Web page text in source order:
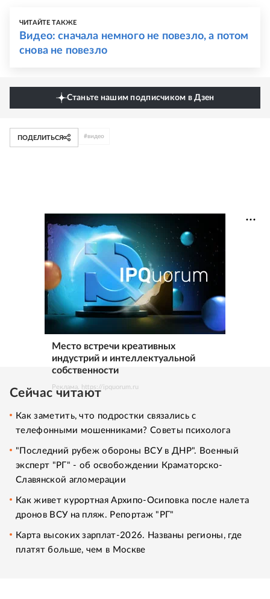
ЧИТАЙТЕ ТАКЖЕ
Видео: сначала немного не повезло, а потом
снова не повезло
Станьте нашим подписчиком в Дзен
ПОДЕЛИТЬСЯ #видео
Место встречи креативных
индустрий и интеллектуальной
собственности
Реклама. https://ipquorum.ru
Сейчас читают
Как заметить, что подростки связались с
телефонными мошенниками? Советы психолога
"Последний рубеж обороны ВСУ в ДНР". Военный
эксперт "РГ" - об освобождении Краматорско-
Славянской агломерации
Как живет курортная Архипо-Осиповка после налета
дронов ВСУ на пляж. Репортаж "РГ"
Карта высоких зарплат-2026. Названы регионы, где
платят больше, чем в Москве